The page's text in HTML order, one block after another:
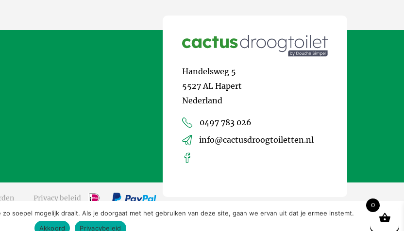
Handelsweg 5
5527 AL Hapert
Nederland
0497 783 026
info@cactusdroogtoiletten.nl
Privacy beleid
0
soepel mogelijk draait. Als je doorgaat met het gebruiken van deze site, gaan we ervan uit dat je ermee instemt.
Akkoord
Privacybeleid